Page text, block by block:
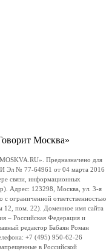
Москва»
Предназначено для
Эл № 77-64961 от 04 марта 2016
связи, информационных
Адрес: 123298, Москва, ул. 3-я
ограниченной ответственностью
пом. 22). Доменное имя сайта
– Российская Федерация и
редактор Бабаян Роман
+7 (495) 950-62-26
в Российской